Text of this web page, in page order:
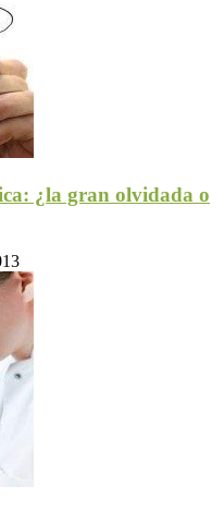
¿la gran olvidada o